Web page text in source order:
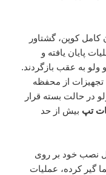
کامل کوپن، گشتاور
پایان یافته و
ولو به عقب بازگردند.
تجهیزات از محفظه
در حالت بسته قرار
تپ بیش از حد
نصب خود بر روی
گیر کرده، عملیات